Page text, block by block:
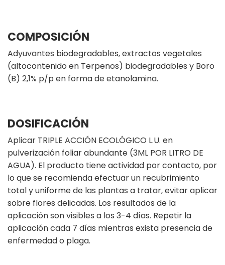
COMPOSICIÓN
Adyuvantes biodegradables, extractos vegetales
(altocontenido en Terpenos) biodegradables y Boro
(B) 2,1% p/p en forma de etanolamina.
DOSIFICACIÓN
Aplicar TRIPLE ACCIÓN ECOLÓGICO L.U. en
pulverización foliar abundante (3ML POR LITRO DE
AGUA). El producto tiene actividad por contacto, por
lo que se recomienda efectuar un recubrimiento
total y uniforme de las plantas a tratar, evitar aplicar
sobre flores delicadas. Los resultados de la
aplicación son visibles a los 3-4 días. Repetir la
aplicación cada 7 días mientras exista presencia de
enfermedad o plaga.